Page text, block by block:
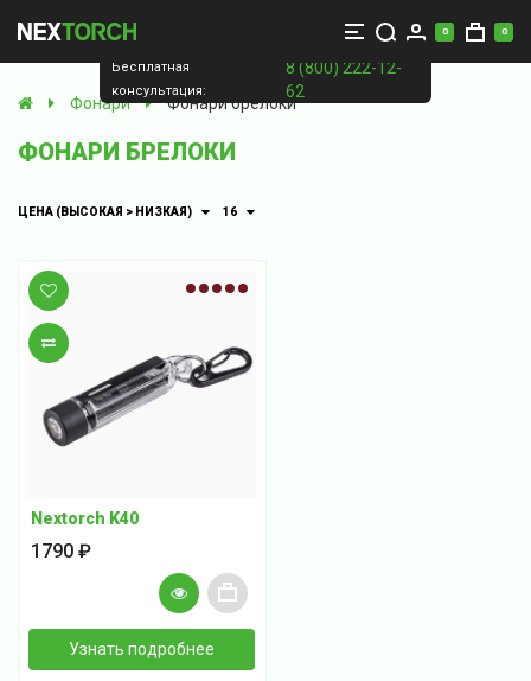
0 0
Фонари Фонари брелоки
ФОНАРИ БРЕЛОКИ
ЦЕНА (ВЫСОКАЯ > НИЗКАЯ) 16
Nextorch K40
1790 ₽
Узнать подробнее
Бесплатная
консультация:
8 (800) 222-12-
62